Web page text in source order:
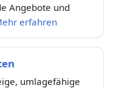
Angebote und
erfahren
umlagefähige